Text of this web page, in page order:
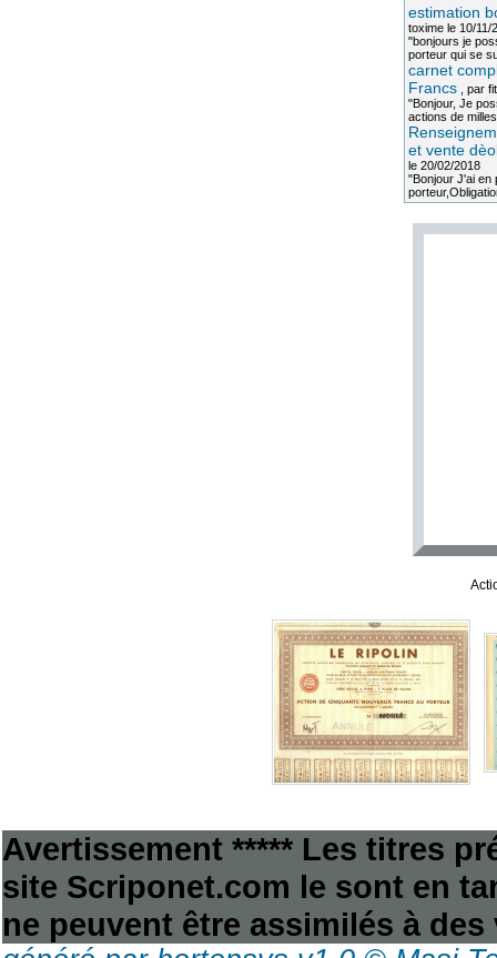
estimation
toximele 10/11/
"bonjours je
porteur qui se
carnet
Francs, par
"Bonjour, Je
actions de
et vente
le 20/02/2018
"Bonjour J'ai en
Avertissement ***** Les titres
site Scriponet.com le sont en
ne peuvent être assimilés à